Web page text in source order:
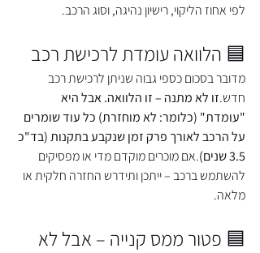
לפי אחוז הליקוי, רישיון נהיגה, וסוג הרכב.
🟦 הלוואה עומדת לרכישת רכב
מדובר בסכום כספי גבוה שניתן לרכישת רכב
חדש.זו לא מתנה – זו הלוואה. אבל היא
"עומדת" (כלומר: לא מוחזרת) כל עוד שומרים
על הרכב לאורך פרק זמן שנקבע בתקנות (בד"כ
3.5 שנים)
.אם מוכרים מוקדם מדי או מפסיקים
להשתמש ברכב – ייתכן ותידרש החזרה חלקית או
מלאה.
🟦 פטור ממס קנייה – אבל לא